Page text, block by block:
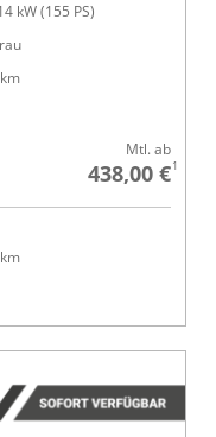
kW (155 PS)
Mtl. ab
438,00 €1